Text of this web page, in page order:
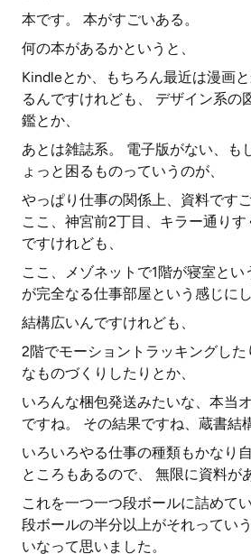
本です。 本がすごいある。
何の本があるかというと、
Kindleとか、もちろん最近は漫画
るんですけれども、 デザイン系の
鑑とか、
あとは雑誌系。 電子版がない、も
ょっと困るものっていうのが、
やっぱり仕事の関係上、資料です
ここ、神宮前2丁目、キラー通り
ですけれども、
ここ、メゾネットで1階が寝室と
が完全なる仕事部屋という感じに
結構広いんですけれども、
2階でモーショントラッキングした
なものづくりしたりとか、
いろんな梱包発送みたいな、本当
ですね。 その結果ですね、蔵書結
いろいろやる仕事の種類もかなり
ところもあるので、 無限に資料が
これを一つ一つ段ボールに詰めて
段ボールの半分以上がそれってい
いなって思いました。